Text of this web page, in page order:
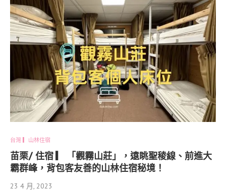
台灣 ▎山林住宿
苗栗/ 住宿 ▎ 「觀霧山莊」，遠眺聖稜線、前進大
霸群峰，背包客友善的山林住宿秘境！
23 4 月, 2023